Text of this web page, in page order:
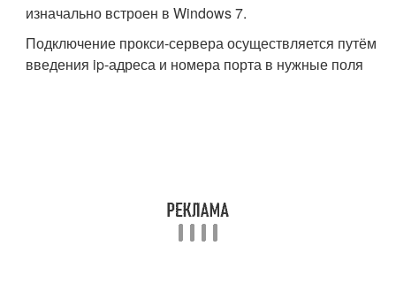
изначально встроен в Windows 7.
Подключение прокси-сервера осуществляется путём
введения ip-адреса и номера порта в нужные поля